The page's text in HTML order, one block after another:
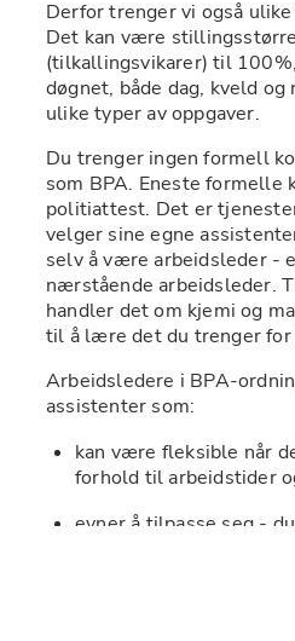
Derfor trenger vi også
Det kan være
(tilkallingsvikarer) til
døgnet, både dag, kveld
ulike typer av oppgaver.
Du trenger ingen formell
som BPA. Eneste formelle
politiattest. Det er
velger sine egne
selv å være arbeidsleder -
nærstående arbeidsleder.
handler det om kjemi og
til å lære det du trenger for
Arbeidsledere i BPA-
assistenter som:
kan være fleksible når
forhold til arbeidstider
evner å tilpasse seg -